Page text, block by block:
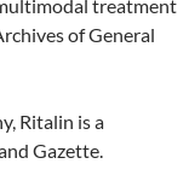
treatment
of General
Ritalin is a
Gazette.